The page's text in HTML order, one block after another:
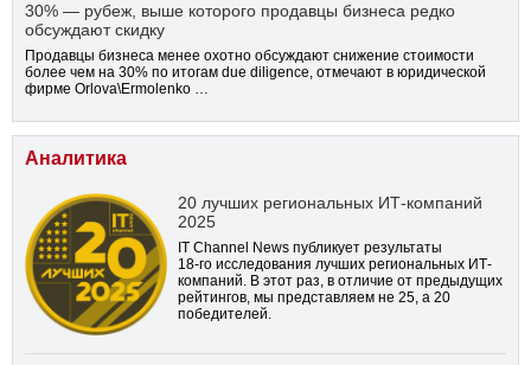
30% — рубеж, выше которого продавцы бизнеса редко
обсуждают скидку
Продавцы бизнеса менее охотно обсуждают снижение стоимости
более чем на 30% по итогам due diligence, отмечают в юридической
фирме Orlova\Ermolenko …
Аналитика
20 лучших региональных ИТ-компаний
2025
IT Channel News публикует результаты
18-го исследования лучших региональных ИТ-
компаний. В этот раз, в отличие от предыдущих
рейтингов, мы представляем не 25, а 20
победителей.